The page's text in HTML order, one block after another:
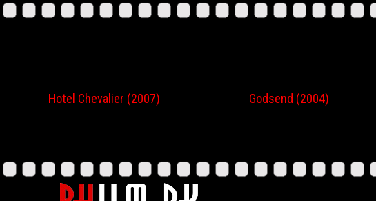
Hotel Chevalier (2007) Godsend (2004)